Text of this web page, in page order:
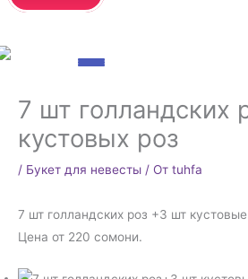
7 шт голландских
кустовых роз
/ Букет для невесты / От tuhfa
7 шт голландских роз +3 шт
Цена от 220 сомони.